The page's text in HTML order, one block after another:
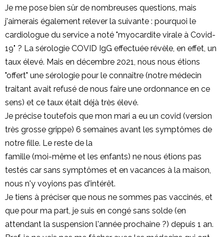
Je me pose bien sûr de nombreuses questions, mais
j'aimerais également relever la suivante : pourquoi le
cardiologue du service a noté "myocardite virale à Covid-
19" ? La sérologie COVID IgG effectuée révèle, en effet, un
taux élevé. Mais en décembre 2021, nous nous étions
"offert" une sérologie pour le connaître (notre médecin
traitant avait refusé de nous faire une ordonnance en ce
sens) et ce taux était déjà très élevé.
Je précise toutefois que mon mari a eu un covid (version
très grosse grippe) 6 semaines avant les symptômes de
notre fille. Le reste de la
famille (moi-même et les enfants) ne nous étions pas
testés car sans symptômes et en vacances à la maison,
nous n'y voyions pas d'intérêt.
Je tiens à préciser que nous ne sommes pas vaccinés, et
que pour ma part, je suis en congé sans solde (en
attendant la suspension l'année prochaine ?) depuis 1 an.